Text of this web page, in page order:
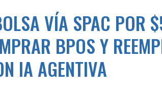
VÍA SPAC POR
BPOS Y
IA AGENTIVA